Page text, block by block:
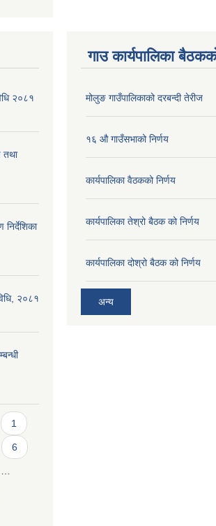
२०८१
तथा
निर्देशिका
२०८१
1
6
गाउ कार्यपालिका
मोलुङ गाउँपालिकाको दरबन्दी तेरीज
१६ औ गाउँसभाको निर्णय
कार्यपालिका वैठकको निर्णय
कार्यपालिका तेश्रो बैठक को निर्णय
कार्यपालिका दोश्रो बैठक को निर्णय
अन्य